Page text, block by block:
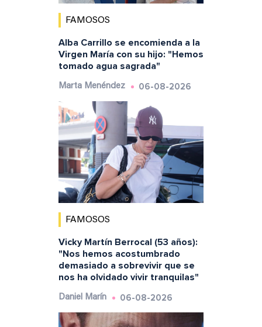
FAMOSOS
Alba Carrillo se encomienda a la
Virgen María con su hijo: "Hemos
tomado agua sagrada"
Marta Menéndez 06-08-2026
FAMOSOS
Vicky Martín Berrocal (53 años):
"Nos hemos acostumbrado
demasiado a sobrevivir que se
nos ha olvidado vivir tranquilas"
Daniel Marín 06-08-2026